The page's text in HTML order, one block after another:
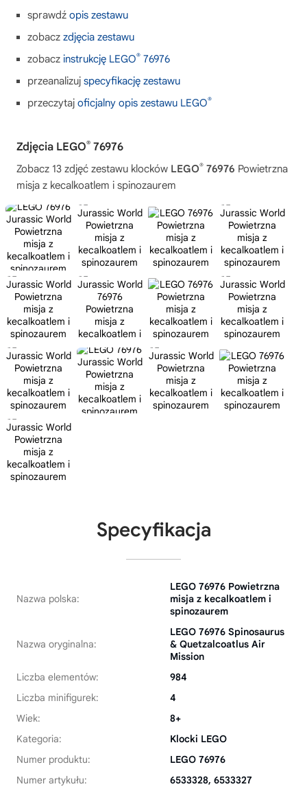
sprawdź opis zestawu
zobacz zdjęcia zestawu
zobacz instrukcję LEGO® 76976
przeanalizuj specyfikację zestawu
przeczytaj oficjalny opis zestawu LEGO®
Zdjęcia LEGO® 76976
Zobacz 13 zdjęć zestawu klocków LEGO® 76976 Powietrzna
misja z kecalkoatlem i spinozaurem
Specyfikacja
Nazwa polska:
LEGO 76976 Powietrzna
misja z kecalkoatlem i
spinozaurem
Nazwa oryginalna:
LEGO 76976 Spinosaurus
& Quetzalcoatlus Air
Mission
Liczba elementów:
984
Liczba minifigurek:
4
Wiek:
8+
Kategoria:
Klocki LEGO
Numer produktu:
LEGO 76976
Numer artykułu:
6533328, 6533327